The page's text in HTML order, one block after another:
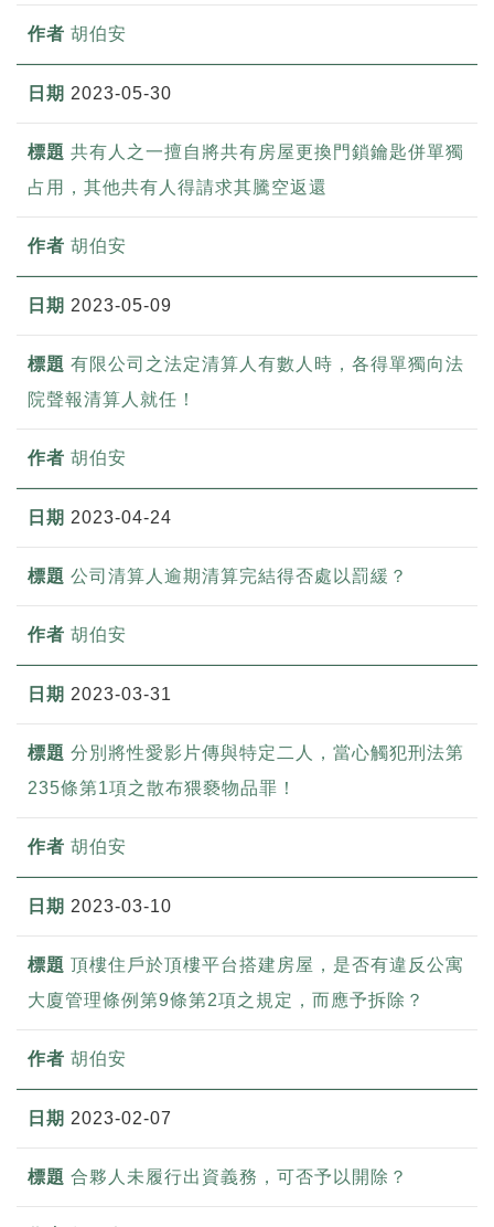
胡伯安
2023-05-30
共有人之一擅自將共有房屋更換門鎖鑰匙併單獨
占用，其他共有人得請求其騰空返還
胡伯安
2023-05-09
有限公司之法定清算人有數人時，各得單獨向法
院聲報清算人就任！
胡伯安
2023-04-24
公司清算人逾期清算完結得否處以罰緩？
胡伯安
2023-03-31
分別將性愛影片傳與特定二人，當心觸犯刑法第
235條第1項之散布猥褻物品罪！
胡伯安
2023-03-10
頂樓住戶於頂樓平台搭建房屋，是否有違反公寓
大廈管理條例第9條第2項之規定，而應予拆除？
胡伯安
2023-02-07
合夥人未履行出資義務，可否予以開除？